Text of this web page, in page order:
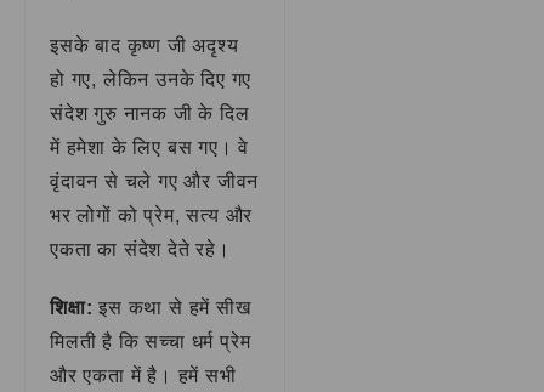
इसके बाद कृष्ण जी अदृश्य
हो गए, लेकिन उनके दिए गए
संदेश गुरु नानक जी के दिल
में हमेशा के लिए बस गए। वे
वृंदावन से चले गए और जीवन
भर लोगों को प्रेम, सत्य और
एकता का संदेश देते रहे।
शिक्षा: इस कथा से हमें सीख
मिलती है कि सच्चा धर्म प्रेम
और एकता में है। हमें सभी